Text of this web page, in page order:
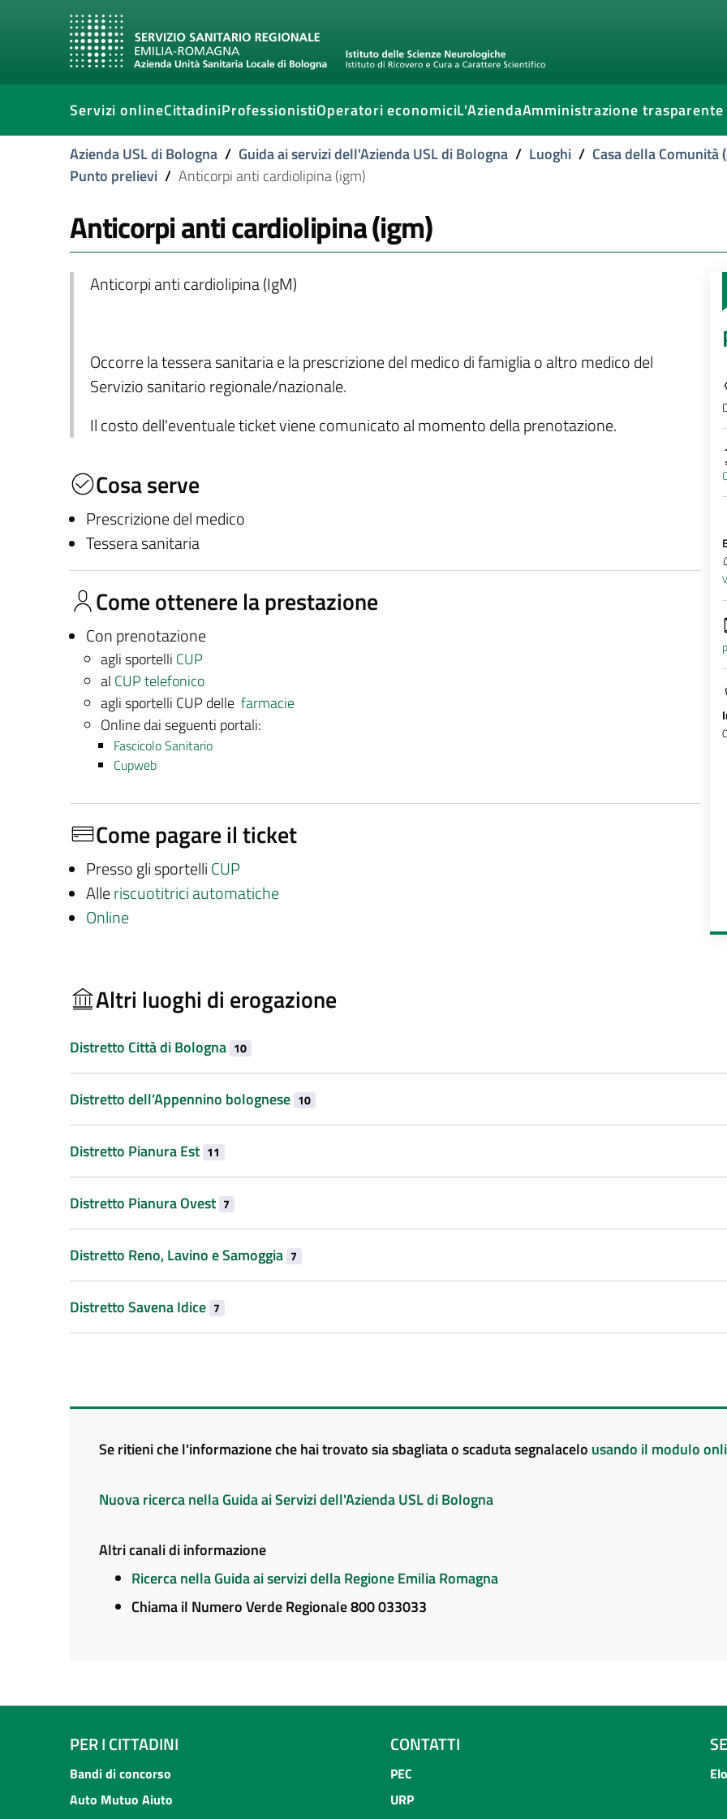
Servizi onlineCittadiniProfessionistiOperatori economiciL'AziendaAmministrazione trasparente
Azienda USL di Bologna / Guida ai servizi dell'Azienda USL di Bologna / Luoghi / Casa della Comunità
Punto prelievi / Anticorpi anti cardiolipina (igm)
Anticorpi anti cardiolipina (igm)
Anticorpi anti cardiolipina (IgM)
Occorre la tessera sanitaria e la prescrizione del medico di famiglia o altro medico del
Servizio sanitario regionale/nazionale.
Il costo dell'eventuale ticket viene comunicato al momento della prenotazione.
Cosa serve
Prescrizione del medico
Tessera sanitaria
Come ottenere la prestazione
Con prenotazione
agli sportelli CUP
al CUP telefonico
agli sportelli CUP delle farmacie
Online dai seguenti portali:
Fascicolo Sanitario
Cupweb
Come pagare il ticket
Presso gli sportelli CUP
Alleriscuotitrici automatiche
Online
Altri luoghi di erogazione
Distretto Città di Bologna 10
Distretto dell’Appennino bolognese 10
Distretto Pianura Est 11
Distretto Pianura Ovest 7
Distretto Reno, Lavino e Samoggia 7
Distretto Savena Idice 7
Se ritieni che l'informazione che hai trovato sia sbagliata o scaduta segnalacelo usando il modulo
Nuova ricerca nella Guida ai Servizi dell'Azienda USL di Bologna
Altri canali di informazione
Ricerca nella Guida ai servizi della Regione Emilia Romagna
Chiama il Numero Verde Regionale 800 033033
PER I CITTADINI
Bandi di concorso
Auto Mutuo Aiuto
CONTATTI
PEC
URP